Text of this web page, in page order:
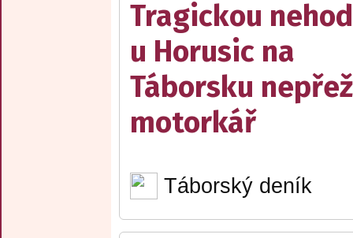
Tragickou
u Horusic na
Táborsku
motorkář
Táborský deník